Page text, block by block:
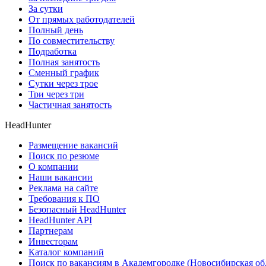
За сутки
От прямых работодателей
Полный день
По совместительству
Подработка
Полная занятость
Сменный график
Сутки через трое
Три через три
Частичная занятость
HeadHunter
Размещение вакансий
Поиск по резюме
О компании
Наши вакансии
Реклама на сайте
Требования к ПО
Безопасный HeadHunter
HeadHunter API
Партнерам
Инвесторам
Каталог компаний
Поиск по вакансиям в Академгородке (Новосибирская